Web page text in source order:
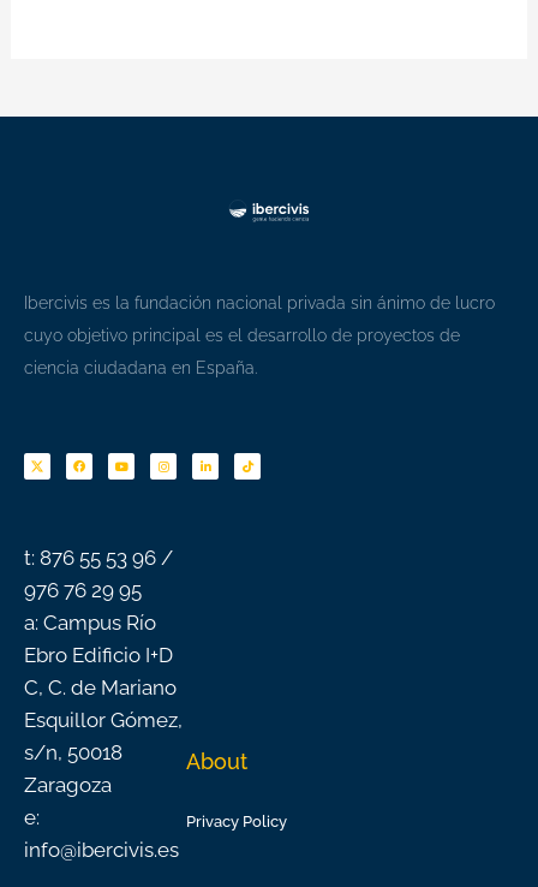
Ibercivis es la fundación nacional privada sin ánimo de lucro
cuyo objetivo principal es el desarrollo de proyectos de
ciencia ciudadana en España.
c
e
b
u
t
u
s
t
a
n
k
e
k
t
o
t: 876 55 53 96 /
976 76 29 95
a: Campus Río
Ebro Edificio I+D
C, C. de Mariano
Esquillor Gómez,
s/n, 50018
Zaragoza
e:
info@ibercivis.es
About
Privacy Policy